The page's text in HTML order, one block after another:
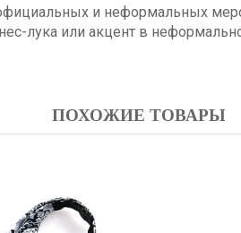
и неформальных
лука или акцент в
ПОХОЖИЕ ТОВАРЫ